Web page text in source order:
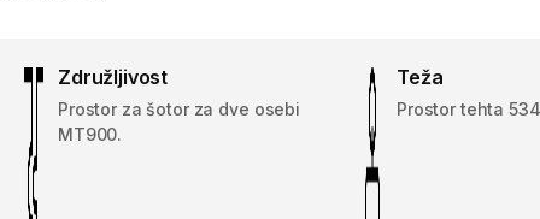
Združljivost
Prostor za šotor za dve osebi
MT900.
Teža
Prostor tehta